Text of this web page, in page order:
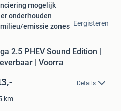
mogelijk
onderhouden
emissie zones Eergisteren
2.5 PHEV Sound Edition |
| Voorra
Details
km